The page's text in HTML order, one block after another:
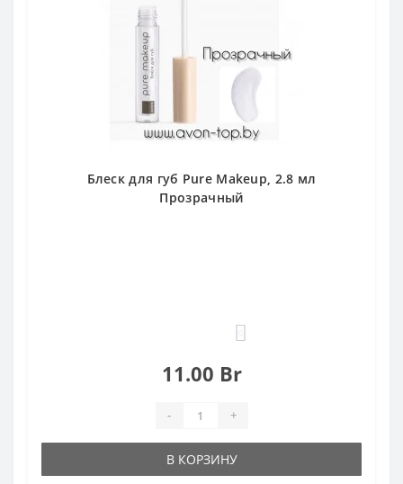
Блеск для губ Pure Makeup, 2.8 мл
Прозрачный
11.00 Br
- +
В КОРЗИНУ